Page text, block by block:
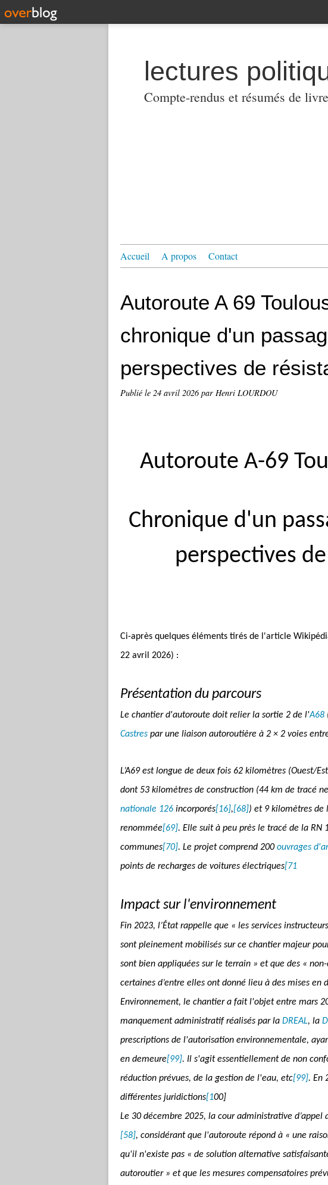
lectures
Compte-rendus et résumés de
Accueil A propos Contact
Autoroute A 69
chronique d'un
perspectives de
Publié le 24 avril 2026par Henri LOURDOU
Autoroute A-69
Chronique d'un
perspectives
Ci-après quelques éléments tirés de l'article
22 avril 2026) :
Présentation du parcours
Le chantier d'autoroute doit relier la sortie 2 de l'A68
Castres par une liaison autoroutière à 2 × 2 voies
L’A69 est longue de deux fois 62 kilomètres (Ouest/
dont 53 kilomètres de construction (44 km de tracé
nationale 126 incorporés[16],[68]) et 9 kilomètres de
renommée[69]. Elle suit à peu près le tracé de la
communes[70]. Le projet comprend 200ouvrages
points de recharges de voitures électriques[71
Impact sur l'environnement
Fin 2023, l’État rappelle que « les services
sont pleinement mobilisés sur ce chantier majeur
sont bien appliquées sur le terrain » et que des «
certaines d’entre elles ont donné lieu à des mises en
Environnement, le chantier a fait l'objet entre mars
manquement administratif réalisés par la DREAL, la
prescriptions de l'autorisation environnementale,
en demeure[99]. Il s'agit essentiellement de non
réduction prévues, de la gestion de l'eau, etc[99]. En
différentes juridictions[100]
Le 30 décembre 2025, la cour administrative
[58], considérant que l'autoroute répond à « une
qu'il n'existe pas « de solution alternative
autoroutier » et que les mesures compensatoires